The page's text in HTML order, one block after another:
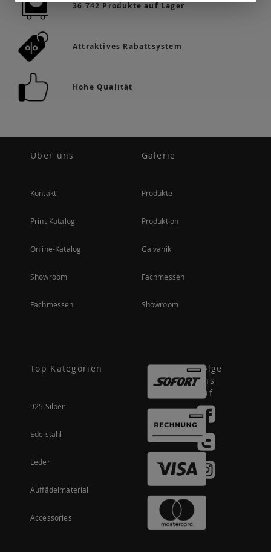
36.742 Produkte auf Lager
Attraktives Rabattsystem
Hohe Qualität
Über uns
Kontakt
Print-Katalog
Online-Katalog
Showroom
Fachmessen
Galerie
Produkte
Produktion
Galvanik
Fachmessen
Showroom
Top Kategorien
925 Silber
Edelstahl
Leder
Auffädelmaterial
Accessories
Folge
uns
auf